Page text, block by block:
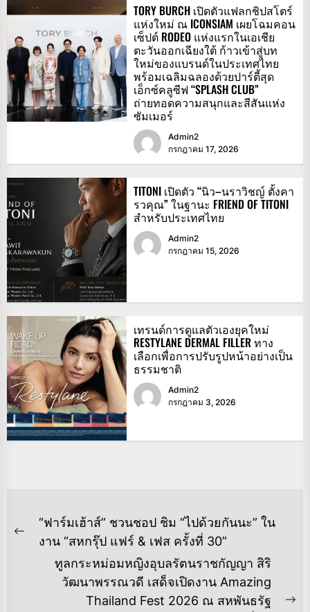
TORY BURCH เปิดตัวแฟลกชิปสโตร์
แห่งใหม่ ณ ICONSIAM เผยโฉมคอน
เซ็ปต์ RODEO แห่งแรกในเอเชีย
ตะวันออกเฉียงใต้ ก้าวเข้าสู่บท
ใหม่ของแบรนด์ในประเทศไทย
พร้อมเฉลิมฉลองด้วยปาร์ตี้สุด
เอ็กซ์คลูซีฟ “SPLASH CLUB”
ถ่ายทอดความสนุกและสีสันแห่ง
ซัมเมอร์
Admin2
กรกฎาคม 17, 2026
TITONI เปิดตัว “นิว–นราวิชญ์ ตั้งคา
รวคุณ” ในฐานะ FRIEND OF TITONI
สำหรับประเทศไทย
Admin2
กรกฎาคม 15, 2026
เทรนด์การดูแลตัวเองยุคใหม่
RESTYLANE DERMAL FILLER ทาง
เลือกเพื่อการปรับรูปหน้าอย่างเป็น
ธรรมชาติ
Admin2
กรกฎาคม 3, 2026
แนะแนว
เรื่อง
Previous
“ฟาร์มเฮ้าส์” ชวนชอป ชิม “ไปด้วยกันนะ” ใน
งาน “สหกรุ๊ป แฟร์ & เฟส ครั้งที่ 30”
ทูลกระหม่อมหญิงอุบลรัตนราชกัญญา สิริ
วัฒนาพรรณวดี เสด็จเปิดงาน Amazing
Thailand Fest 2026 ณ สหพันธรัฐ